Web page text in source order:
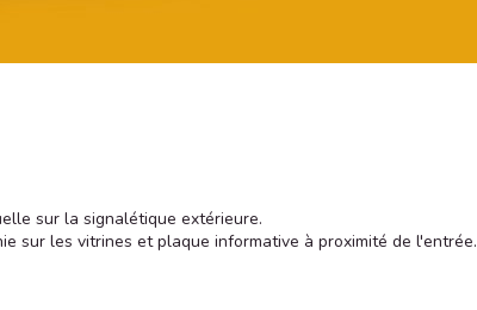
sur la signalétique extérieure.
sur les vitrines et plaque informative à proximité de l'entrée.